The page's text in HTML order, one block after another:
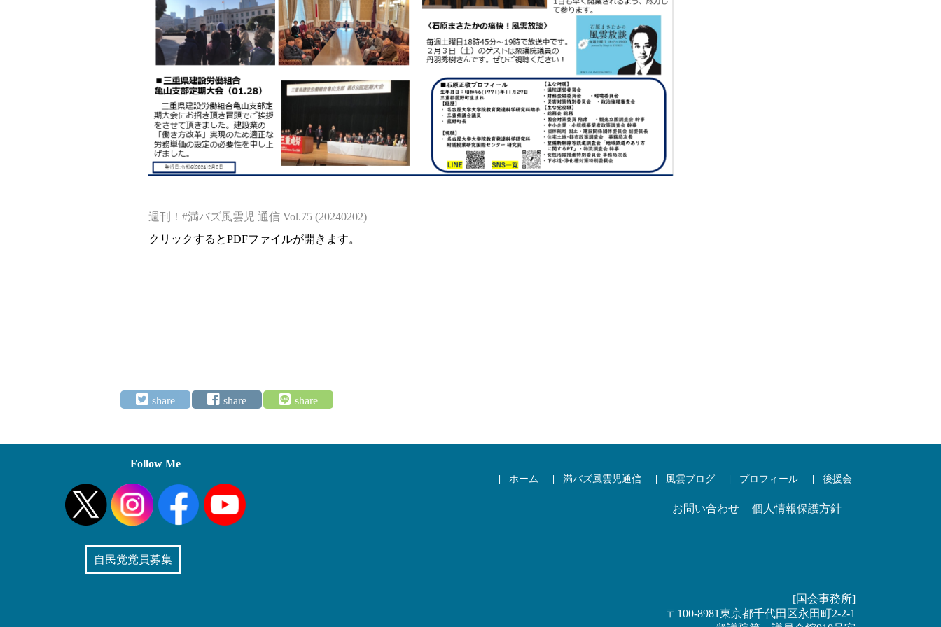
週刊！#満バズ風雲児 通信 Vol.75 (20240202)
クリックするとPDFファイルが開きます。
Follow Me
ホーム 満バズ風雲児通信 風雲ブログ プロフィール 後援会
お問い合わせ 個人情報保護方針
自民党党員募集
[国会事務所]
〒100-8981東京都千代田区永田町2-2-1